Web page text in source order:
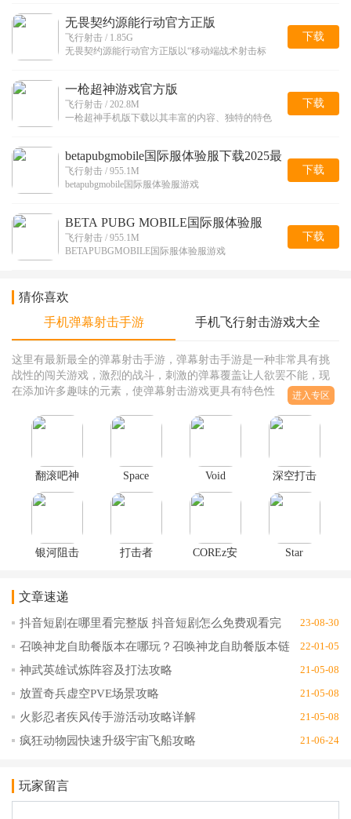
无畏契约源能行动官方正版
飞行射击 / 1.85G
无畏契约源能行动官方正版以“移动端战术射击标
下载
一枪超神游戏官方版
飞行射击 / 202.8M
一枪超神手机版下载以其丰富的内容、独特的特色
下载
betapubgmobile国际服体验服下载2025最
新版
飞行射击 / 955.1M
betapubgmobile国际服体验服游戏
下载
BETA PUBG MOBILE国际服体验服
飞行射击 / 955.1M
BETAPUBGMOBILE国际服体验服游戏
下载
猜你喜欢
手机弹幕射击手游
手机飞行射击游戏大全
这里有最新最全的弹幕射击手游，弹幕射击手游是一种非常具有挑
战性的闯关游戏，激烈的战斗，刺激的弹幕覆盖让人欲罢不能，现
在添加许多趣味的元素，使弹幕射击游戏更具有特色性，增加了各
种道具和武器系统，让玩家在游戏中能够体验到最刺激的射击，小
编为大家准备了许多射击手游，总有一款是你喜欢的，有兴趣的玩
进入专区
翻滚吧神
枪手破解
版无限金
Space
Hunter(太
空猎人手
Void
Troopers(虚
空战士官
深空打击
手游1.10
银河阻击
1.1.7
打击者
COREz安
Star
版)1.0.2
文章速递
抖音短剧在哪里看完整版 抖音短剧怎么免费观看完
23-08-30
召唤神龙自助餐版本在哪玩？召唤神龙自助餐版本链
22-01-05
神武英雄试炼阵容及打法攻略 21-05-08
放置奇兵虚空PVE场景攻略 21-05-08
火影忍者疾风传手游活动攻略详解 21-05-08
疯狂动物园快速升级宇宙飞船攻略 21-06-24
玩家留言